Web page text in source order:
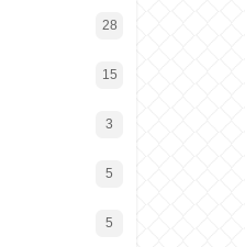
28
15
3
5
5